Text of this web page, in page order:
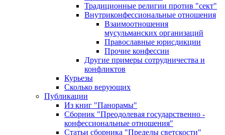
Традиционные религии против "сект"
Внутриконфессиональные отношения
Взаимоотношения
мусульманских организаций
Православные юрисдикции
Прочие конфессии
Другие примеры сотрудничества и
конфликтов
Курьезы
Сколько верующих
Публикации
Из книг "Панорамы"
Сборник "Преодолевая государственно -
конфессиональные отношения"
Статьи сборника "Пределы светскости"